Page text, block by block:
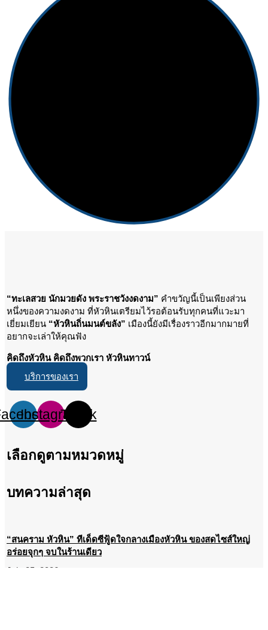
“ทะเลสวย นักมวยดัง พระราชวังงดงาม” คำขวัญนี้เป็นเพียงส่วน
หนึ่งของความงดงาม ที่หัวหินเตรียมไว้รอต้อนรับทุกคนที่แวะมา
เยี่ยมเยียน “หัวหินถิ่นมนต์ขลัง” เมืองนี้ยังมีเรื่องราวอีกมากมายที่
อยากจะเล่าให้คุณฟัง
คิดถึงหัวหิน คิดถึงพวกเรา หัวหินทาวน์
บริการของเรา
InstagramTiktok
เลือกดูตามหมวดหมู่
บทความล่าสุด
“สนคราม หัวหิน” ทีเด็ดซีฟู้ดใจกลางเมืองหัวหิน ของสดไซส์ใหญ่
อร่อยจุกๆ จบในร้านเดียว
July 25, 2026